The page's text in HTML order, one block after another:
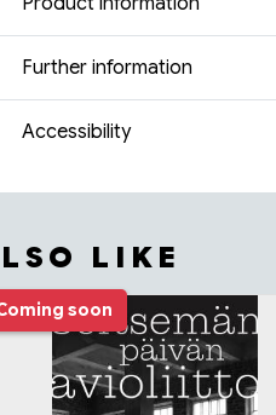
Further information
Accessibility
LIKE
soon